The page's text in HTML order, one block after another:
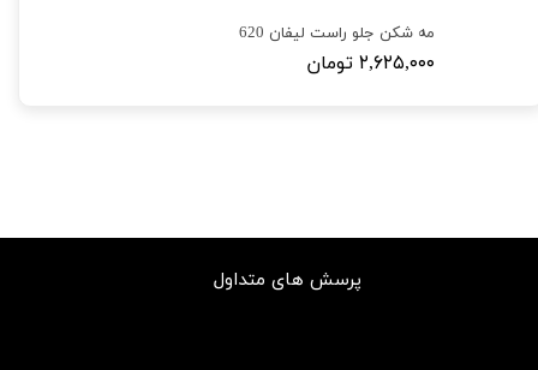
مه شکن جلو راست لیفان 620
۲,۶۲۵,۰۰۰ تومان
پرسش های متداول